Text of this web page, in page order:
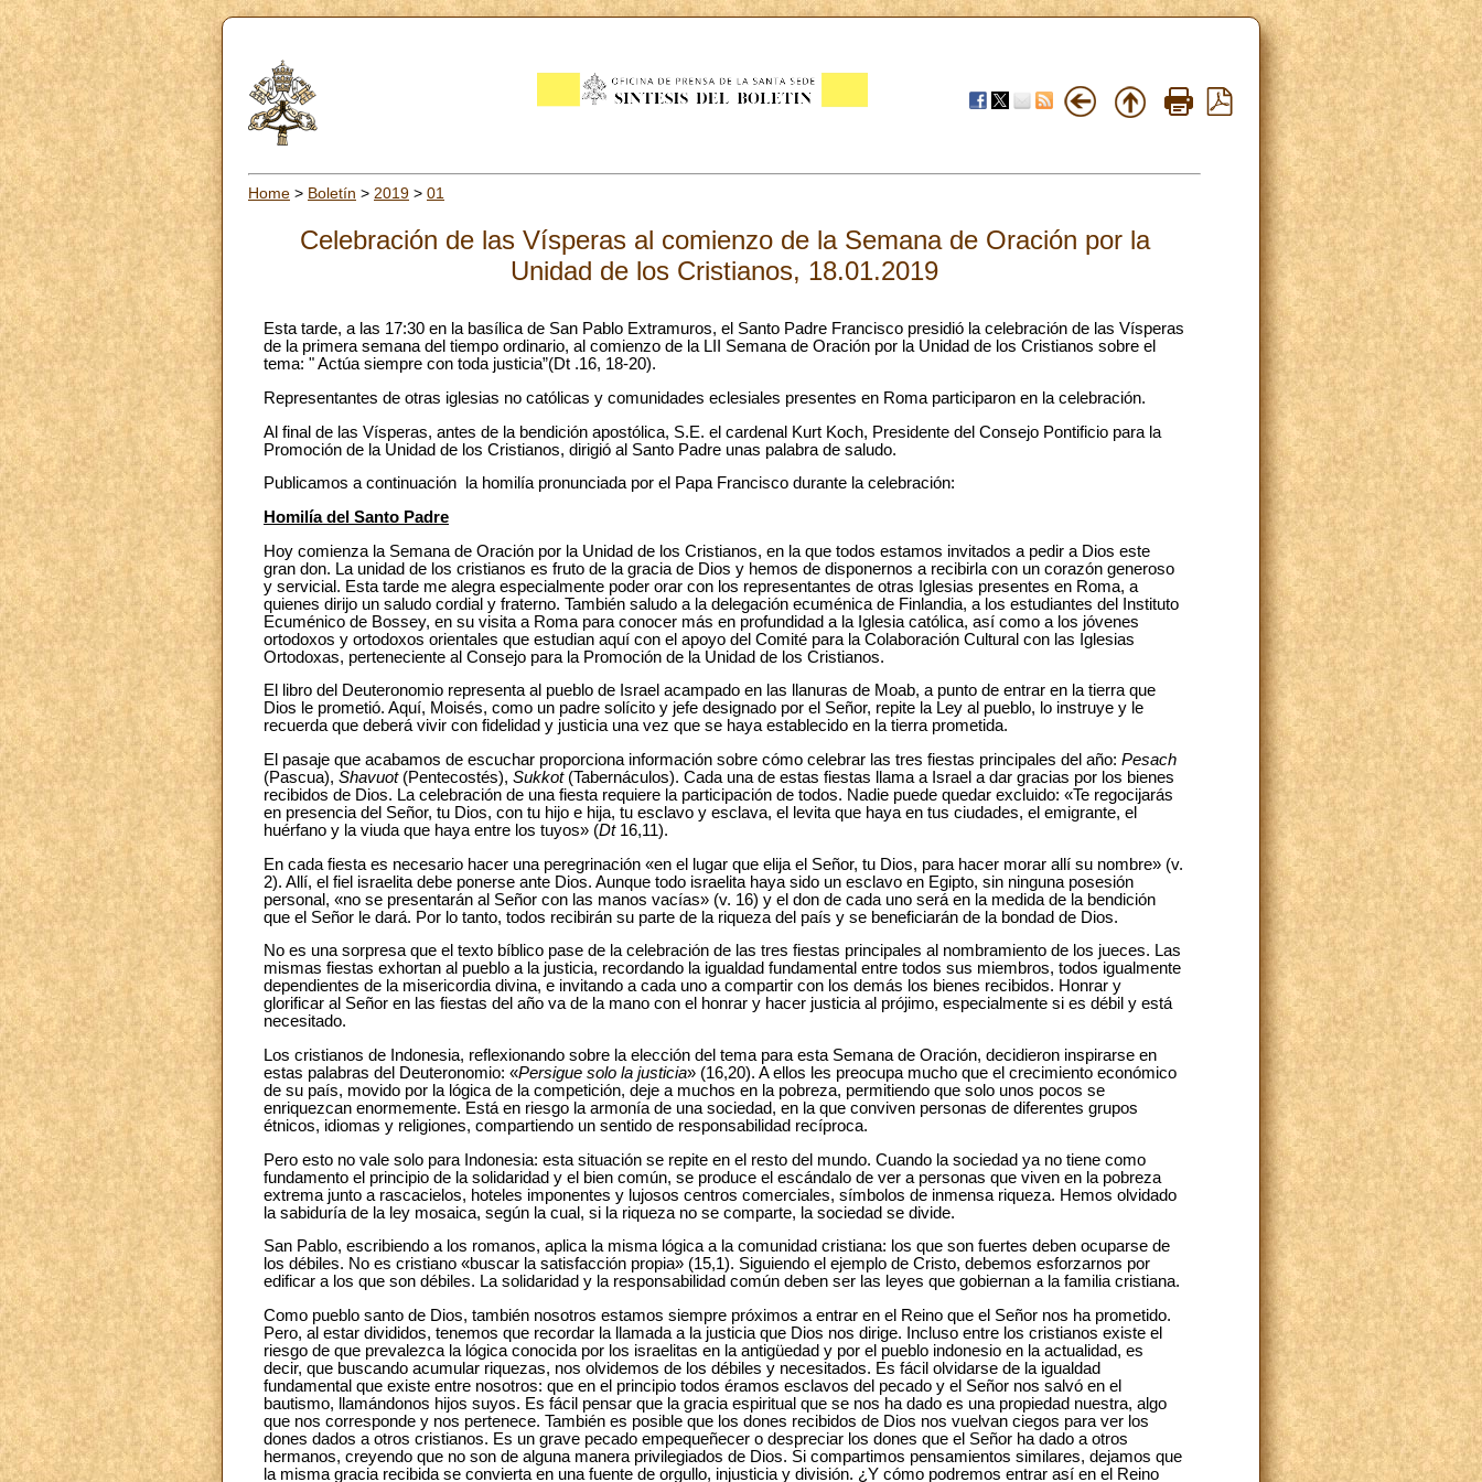
Home > Boletín > 2019 > 01
Celebración de las Vísperas al comienzo de la Semana de Oración por la
Unidad de los Cristianos, 18.01.2019
Esta tarde, a las 17:30 en la basílica de San Pablo Extramuros, el Santo Padre Francisco presidió la celebración de las Vísperas
de la primera semana del tiempo ordinario, al comienzo de la LII Semana de Oración por la Unidad de los Cristianos sobre el
tema: " Actúa siempre con toda justicia”(Dt .16, 18-20).
Representantes de otras iglesias no católicas y comunidades eclesiales presentes en Roma participaron en la celebración.
Al final de las Vísperas, antes de la bendición apostólica, S.E. el cardenal Kurt Koch, Presidente del Consejo Pontificio para la
Promoción de la Unidad de los Cristianos, dirigió al Santo Padre unas palabra de saludo.
Publicamos a continuación la homilía pronunciada por el Papa Francisco durante la celebración:
Homilía del Santo Padre
Hoy comienza la Semana de Oración por la Unidad de los Cristianos, en la que todos estamos invitados a pedir a Dios este
gran don. La unidad de los cristianos es fruto de la gracia de Dios y hemos de disponernos a recibirla con un corazón generoso
y servicial. Esta tarde me alegra especialmente poder orar con los representantes de otras Iglesias presentes en Roma, a
quienes dirijo un saludo cordial y fraterno. También saludo a la delegación ecuménica de Finlandia, a los estudiantes del Instituto
Ecuménico de Bossey, en su visita a Roma para conocer más en profundidad a la Iglesia católica, así como a los jóvenes
ortodoxos y ortodoxos orientales que estudian aquí con el apoyo del Comité para la Colaboración Cultural con las Iglesias
Ortodoxas, perteneciente al Consejo para la Promoción de la Unidad de los Cristianos.
El libro del Deuteronomio representa al pueblo de Israel acampado en las llanuras de Moab, a punto de entrar en la tierra que
Dios le prometió. Aquí, Moisés, como un padre solícito y jefe designado por el Señor, repite la Ley al pueblo, lo instruye y le
recuerda que deberá vivir con fidelidad y justicia una vez que se haya establecido en la tierra prometida.
El pasaje que acabamos de escuchar proporciona información sobre cómo celebrar las tres fiestas principales del año: Pesach
(Pascua), Shavuot(Pentecostés), Sukkot(Tabernáculos). Cada una de estas fiestas llama a Israel a dar gracias por los bienes
recibidos de Dios. La celebración de una fiesta requiere la participación de todos. Nadie puede quedar excluido: «Te regocijarás
en presencia del Señor, tu Dios, con tu hijo e hija, tu esclavo y esclava, el levita que haya en tus ciudades, el emigrante, el
huérfano y la viuda que haya entre los tuyos» (Dt16,11).
En cada fiesta es necesario hacer una peregrinación «en el lugar que elija el Señor, tu Dios, para hacer morar allí su nombre» (v.
2). Allí, el fiel israelita debe ponerse ante Dios. Aunque todo israelita haya sido un esclavo en Egipto, sin ninguna posesión
personal, «no se presentarán al Señor con las manos vacías» (v. 16) y el don de cada uno será en la medida de la bendición
que el Señor le dará. Por lo tanto, todos recibirán su parte de la riqueza del país y se beneficiarán de la bondad de Dios.
No es una sorpresa que el texto bíblico pase de la celebración de las tres fiestas principales al nombramiento de los jueces. Las
mismas fiestas exhortan al pueblo a la justicia, recordando la igualdad fundamental entre todos sus miembros, todos igualmente
dependientes de la misericordia divina, e invitando a cada uno a compartir con los demás los bienes recibidos. Honrar y
glorificar al Señor en las fiestas del año va de la mano con el honrar y hacer justicia al prójimo, especialmente si es débil y está
necesitado.
Los cristianos de Indonesia, reflexionando sobre la elección del tema para esta Semana de Oración, decidieron inspirarse en
estas palabras del Deuteronomio: «Persigue solo la justicia» (16,20). A ellos les preocupa mucho que el crecimiento económico
de su país, movido por la lógica de la competición, deje a muchos en la pobreza, permitiendo que solo unos pocos se
enriquezcan enormemente. Está en riesgo la armonía de una sociedad, en la que conviven personas de diferentes grupos
étnicos, idiomas y religiones, compartiendo un sentido de responsabilidad recíproca.
Pero esto no vale solo para Indonesia: esta situación se repite en el resto del mundo. Cuando la sociedad ya no tiene como
fundamento el principio de la solidaridad y el bien común, se produce el escándalo de ver a personas que viven en la pobreza
extrema junto a rascacielos, hoteles imponentes y lujosos centros comerciales, símbolos de inmensa riqueza. Hemos olvidado
la sabiduría de la ley mosaica, según la cual, si la riqueza no se comparte, la sociedad se divide.
San Pablo, escribiendo a los romanos, aplica la misma lógica a la comunidad cristiana: los que son fuertes deben ocuparse de
los débiles. No es cristiano «buscar la satisfacción propia» (15,1). Siguiendo el ejemplo de Cristo, debemos esforzarnos por
edificar a los que son débiles. La solidaridad y la responsabilidad común deben ser las leyes que gobiernan a la familia cristiana.
Como pueblo santo de Dios, también nosotros estamos siempre próximos a entrar en el Reino que el Señor nos ha prometido.
Pero, al estar divididos, tenemos que recordar la llamada a la justicia que Dios nos dirige. Incluso entre los cristianos existe el
riesgo de que prevalezca la lógica conocida por los israelitas en la antigüedad y por el pueblo indonesio en la actualidad, es
decir, que buscando acumular riquezas, nos olvidemos de los débiles y necesitados. Es fácil olvidarse de la igualdad
fundamental que existe entre nosotros: que en el principio todos éramos esclavos del pecado y el Señor nos salvó en el
bautismo, llamándonos hijos suyos. Es fácil pensar que la gracia espiritual que se nos ha dado es una propiedad nuestra, algo
que nos corresponde y nos pertenece. También es posible que los dones recibidos de Dios nos vuelvan ciegos para ver los
dones dados a otros cristianos. Es un grave pecado empequeñecer o despreciar los dones que el Señor ha dado a otros
hermanos, creyendo que no son de alguna manera privilegiados de Dios. Si compartimos pensamientos similares, dejamos que
la misma gracia recibida se convierta en una fuente de orgullo, injusticia y división. ¿Y cómo podremos entrar así en el Reino